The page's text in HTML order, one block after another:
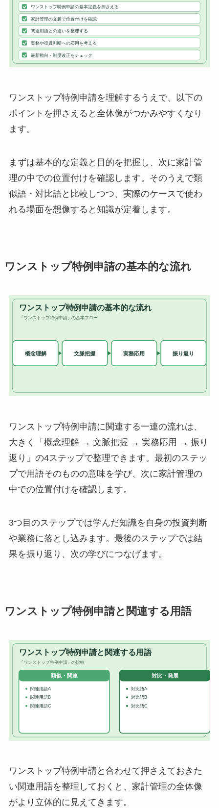
ワンストップ特例申請を理解するうえで、以下の
ポイントを押さえると全体像がつかみやすくなり
ます。
まずは基本的な定義と目的を把握し、次に家計管
理の中での位置付けを確認します。そのうえで類
似語・対比語と比較しつつ、実際のケースで使わ
れる場面を想像すると知識が定着します。
ワンストップ特例申請の基本的な流れ
ワンストップ特例申請に関連する一連の流れは、
大きく「概念理解 → 文脈把握 → 実務応用 → 振り
返り」の4ステップで整理できます。最初のステッ
プで用語そのものの意味を学び、次に家計管理の
中での位置付けを確認します。
3つ目のステップでは学んだ知識を自身の投資判断
や業務に落とし込みます。最後のステップでは結
果を振り返り、次の学びにつなげます。
ワンストップ特例申請と関連する用語
ワンストップ特例申請と合わせて押さえておきた
い関連用語を整理しておくと、家計管理の全体像
がより立体的に見えてきます。